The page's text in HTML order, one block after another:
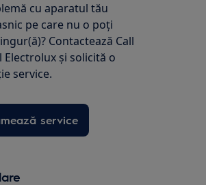
cu aparatul tău
pe care nu o poţi
Contactează Call
Electrolux și solicită o
service.
service